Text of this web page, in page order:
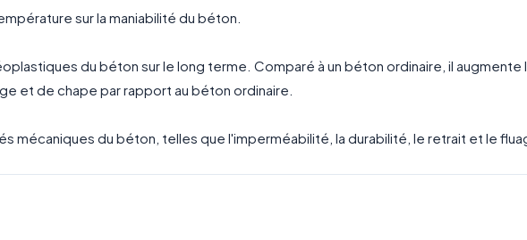
sur la maniabilité du béton.
du béton sur le long terme. Comparé à un béton ordinaire, il augmente
et de chape par rapport au béton ordinaire.
mécaniques du béton, telles que l'imperméabilité, la durabilité, le retrait et le